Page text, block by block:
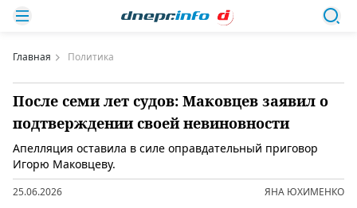
Главная Политика
После семи лет судов: Маковцев заявил о
подтверждении своей невиновности
Апелляция оставила в силе оправдательный приговор
Игорю Маковцеву.
25.06.2026 ЯНА ЮХИМЕНКО